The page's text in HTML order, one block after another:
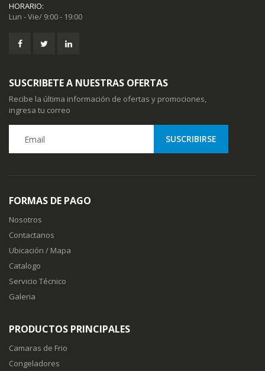
HORARIO:
Lun - Vie/ 9:00 - 19:00
SUSCRIBETE A NUESTRAS OFERTAS
Recibe la última información de ofertas y promociones,
ingresa tu correo
FORMAS DE PAGO
Nosotros
Contactanos
Ubicación / Mapa
Catalogo
Servicio Técnico
Galeria
PRODUCTOS PRINCIPALES
Camaras de Frio
Congeladores